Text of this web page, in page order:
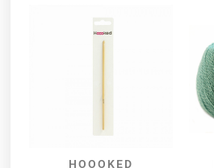
HOOOKED